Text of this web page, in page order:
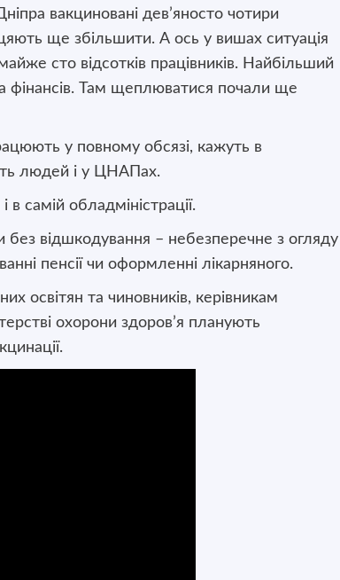
вакциновані дев’яносто чотири
ще збільшити. А ось у вишах ситуація
сто відсотків працівників. Найбільший
фінансів. Там щеплюватися почали ще
у повному обсязі, кажуть в
людей і у ЦНАПах.
самій обладміністрації.
відшкодування – небезперечне з огляду
пенсії чи оформленні лікарняного.
освітян та чиновників, керівникам
охорони здоров’я планують